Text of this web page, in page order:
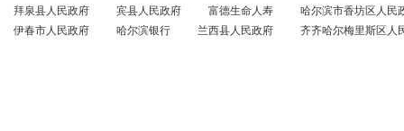
拜泉县人民政府
宾县人民政府 富德生命人寿
哈尔滨市香坊区人民
伊春市人民政府
哈尔滨银行 兰西县人民政府 齐齐哈尔梅里斯区人